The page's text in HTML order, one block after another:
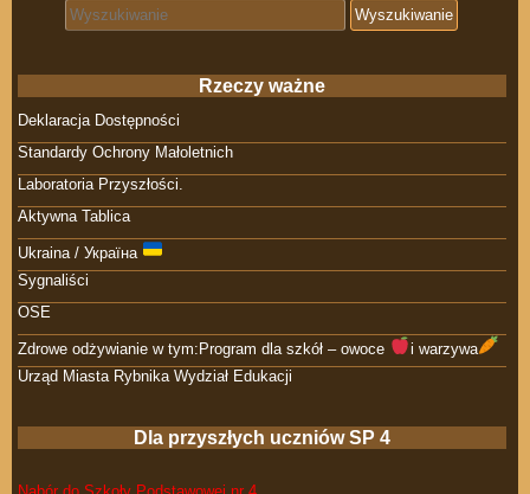
Search for:
Rzeczy ważne
Deklaracja Dostępności
Standardy Ochrony Małoletnich
Laboratoria Przyszłości.
Aktywna Tablica
Ukraina / Україна
Sygnaliści
OSE
Zdrowe odżywianie w tym:Program dla szkół – owoce
i warzywa
Urząd Miasta Rybnika Wydział Edukacji
Dla przyszłych uczniów SP 4